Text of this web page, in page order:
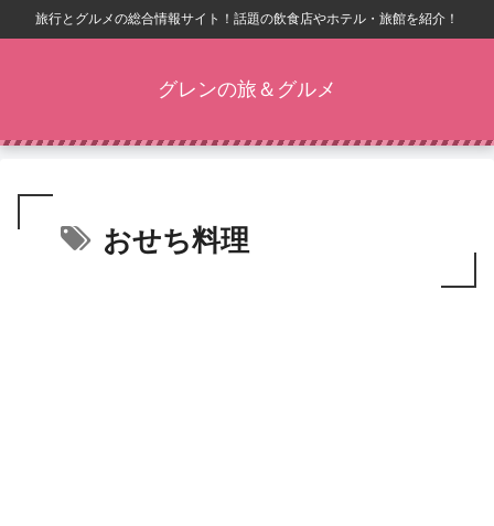
旅行とグルメの総合情報サイト！話題の飲食店やホテル・旅館を紹介！
グレンの旅＆グルメ
おせち料理